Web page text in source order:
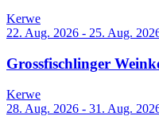
Kerwe
22. Aug. 2026 - 25. Aug.
Grossfischlinger
Kerwe
28. Aug. 2026 - 31. Aug.